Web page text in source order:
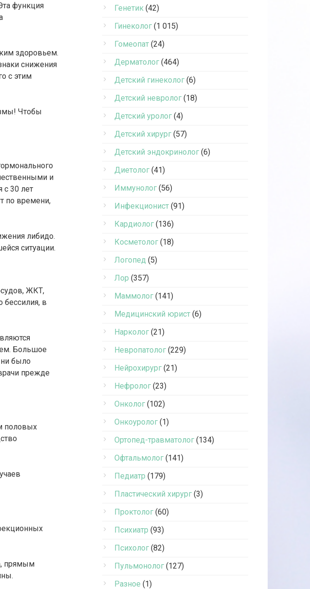
функция
здоровьем.
снижения
с этим
Чтобы
и
с 30 лет
по времени,
либидо.
ситуации.
ЖКТ,
бессилия, в
Большое
ни было
прежде
половых
прямым
Генетик (42)
Гинеколог (1 015)
Гомеопат (24)
Дерматолог (464)
Детский гинеколог (6)
Детский невролог (18)
Детский уролог (4)
Детский хирург (57)
Детский эндокринолог (6)
Диетолог (41)
Иммунолог (56)
Инфекционист (91)
Кардиолог (136)
Косметолог (18)
Логопед (5)
Лор (357)
Маммолог (141)
Медицинский юрист (6)
Нарколог (21)
Невропатолог (229)
Нейрохирург (21)
Нефролог (23)
Онколог (102)
Онкоуролог (1)
Ортопед-травматолог (134)
Офтальмолог (141)
Педиатр (179)
Пластический хирург (3)
Проктолог (60)
Психиатр (93)
Психолог (82)
Пульмонолог (127)
Разное (1)